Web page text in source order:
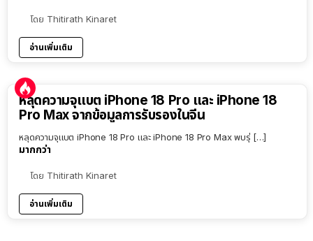
โดย Thitirath Kinaret
อ่านเพิ่มเติม
หลุดความจุแบต iPhone 18 Pro และ iPhone 18
Pro Max จากข้อมูลการรับรองในจีน
หลุดความจุแบต iPhone 18 Pro และ iPhone 18 Pro Max พบรุ่ […]
มากกว่า
โดย Thitirath Kinaret
อ่านเพิ่มเติม